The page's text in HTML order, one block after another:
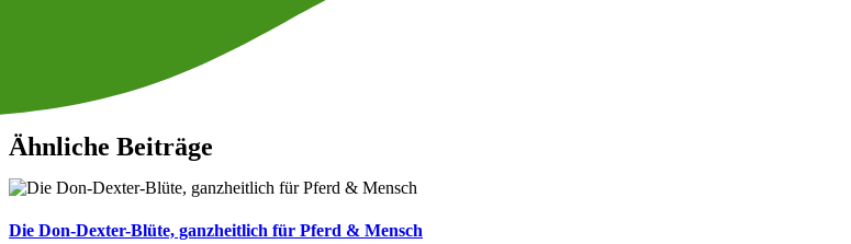
Ähnliche Beiträge
Die Don-Dexter-Blüte, ganzheitlich für Pferd & Mensch